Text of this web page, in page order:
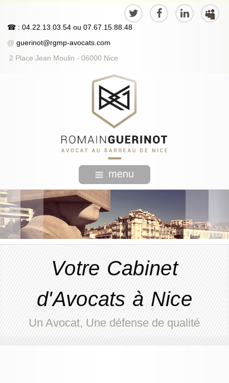
☎ : 04.22.13.03.54 ou 07.67.15.88.48
@ guerinot@rgmp-avocats.com
2 Place Jean Moulin - 06000 Nice
menu
Votre Cabinet
d'Avocats à Nice
Un Avocat, Une défense de qualité